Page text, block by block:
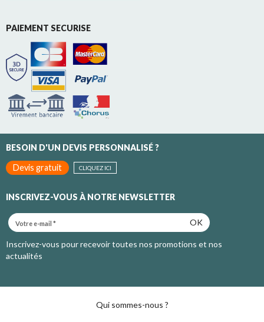
PAIEMENT SECURISE
BESOIN D'UN DEVIS PERSONNALISÉ ?
Devis gratuit
CLIQUEZ ICI
INSCRIVEZ-VOUS À NOTRE NEWSLETTER
OK
Inscrivez-vous pour recevoir toutes nos promotions et nos
actualités
Qui sommes-nous ?